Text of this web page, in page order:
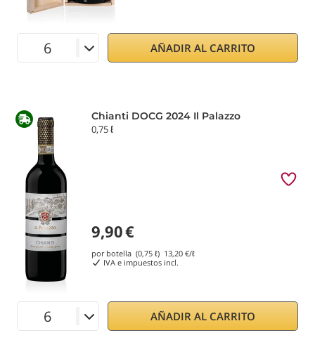
AÑADIR AL CARRITO
Chianti DOCG 2024 Il Palazzo
0,75 ℓ
9,90€
por botella (0,75 ℓ) 13,20 €/ℓ
IVA e impuestos incl.
AÑADIR AL CARRITO